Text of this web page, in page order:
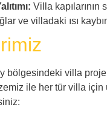
Villa kapılarının
ve villadaki ısı
bölgesindeki villa
ile her tür villa için